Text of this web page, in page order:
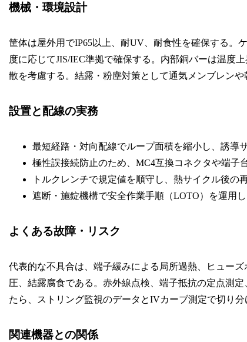
機械・環境設計
筐体は屋外用でIP65以上、耐UV、耐食性を確保する。
度に応じてJIS/IEC準拠で確保する。内部銅バーは温度
散を考慮する。結露・粉塵対策として通気メンブレン
設置と配線の実務
最短経路・対向配線でループ面積を縮小し、誘導
極性誤接続防止のため、MC4互換コネクタや端子
トルクレンチで規定値を順守し、熱サイクル後の
遮断・施錠機構で安全作業手順（LOTO）を運用
よくある故障・リスク
代表的な不具合は、端子緩みによる局所過熱、ヒュー
圧、結露腐食である。赤外線点検、端子抵抗の定点測
たら、ストリング監視のデータとIVカーブ測定で切り分
関連機器との関係